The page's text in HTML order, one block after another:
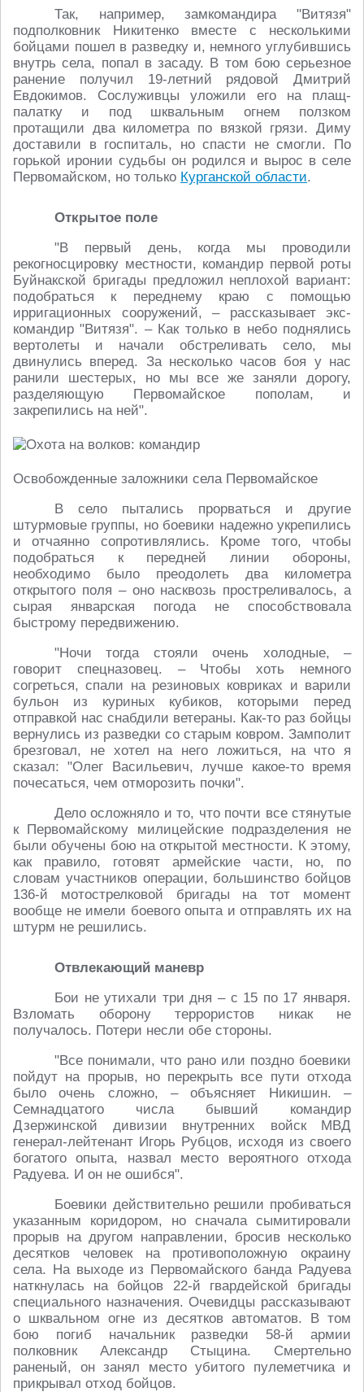
Так, например, замкомандира "Витязя"
подполковник Никитенко вместе с несколькими
бойцами пошел в разведку и, немного углубившись
внутрь села, попал в засаду. В том бою серьезное
ранение получил 19-летний рядовой Дмитрий
Евдокимов. Сослуживцы уложили его на плащ-
палатку и под шквальным огнем ползком
протащили два километра по вязкой грязи. Диму
доставили в госпиталь, но спасти не смогли. По
горькой иронии судьбы он родился и вырос в селе
Первомайском, но только Курганской области.
Открытое поле
"В первый день, когда мы проводили
рекогносцировку местности, командир первой роты
Буйнакской бригады предложил неплохой вариант:
подобраться к переднему краю с помощью
ирригационных сооружений, – рассказывает экс-
командир "Витязя". – Как только в небо поднялись
вертолеты и начали обстреливать село, мы
двинулись вперед. За несколько часов боя у нас
ранили шестерых, но мы все же заняли дорогу,
разделяющую Первомайское пополам, и
закрепились на ней".
Освобожденные заложники села Первомайское
В село пытались прорваться и другие
штурмовые группы, но боевики надежно укрепились
и отчаянно сопротивлялись. Кроме того, чтобы
подобраться к передней линии обороны,
необходимо было преодолеть два километра
открытого поля – оно насквозь простреливалось, а
сырая январская погода не способствовала
быстрому передвижению.
"Ночи тогда стояли очень холодные, –
говорит спецназовец. – Чтобы хоть немного
согреться, спали на резиновых ковриках и варили
бульон из куриных кубиков, которыми перед
отправкой нас снабдили ветераны. Как-то раз бойцы
вернулись из разведки со старым ковром. Замполит
брезговал, не хотел на него ложиться, на что я
сказал: "Олег Васильевич, лучше какое-то время
почесаться, чем отморозить почки".
Дело осложняло и то, что почти все стянутые
к Первомайскому милицейские подразделения не
были обучены бою на открытой местности. К этому,
как правило, готовят армейские части, но, по
словам участников операции, большинство бойцов
136-й мотострелковой бригады на тот момент
вообще не имели боевого опыта и отправлять их на
штурм не решились.
Отвлекающий маневр
Бои не утихали три дня – с 15 по 17 января.
Взломать оборону террористов никак не
получалось. Потери несли обе стороны.
"Все понимали, что рано или поздно боевики
пойдут на прорыв, но перекрыть все пути отхода
было очень сложно, – объясняет Никишин. –
Семнадцатого числа бывший командир
Дзержинской дивизии внутренних войск МВД
генерал-лейтенант Игорь Рубцов, исходя из своего
богатого опыта, назвал место вероятного отхода
Радуева. И он не ошибся".
Боевики действительно решили пробиваться
указанным коридором, но сначала сымитировали
прорыв на другом направлении, бросив несколько
десятков человек на противоположную окраину
села. На выходе из Первомайского банда Радуева
наткнулась на бойцов 22-й гвардейской бригады
специального назначения. Очевидцы рассказывают
о шквальном огне из десятков автоматов. В том
бою погиб начальник разведки 58-й армии
полковник Александр Стыцина. Смертельно
раненый, он занял место убитого пулеметчика и
прикрывал отход бойцов.